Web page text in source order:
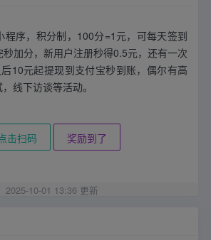
程序，积分制，100分=1元，可每天签到
加分，新用户注册秒得0.5元，还有一次
10元起提现到支付宝秒到账，偶尔有高
线下访谈等活动。
击扫码 奖励到了
2025-10-01 13:36 更新